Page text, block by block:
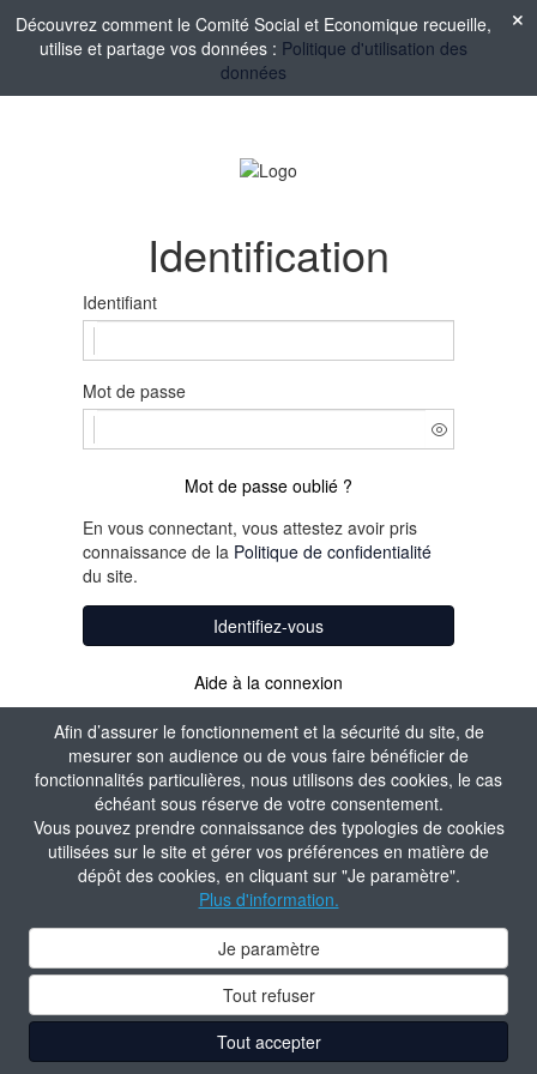
Afin d’assurer le fonctionnement et la sécurité du site, de
mesurer son audience ou de vous faire bénéficier de
fonctionnalités particulières, nous utilisons des cookies, le cas
échéant sous réserve de votre consentement.
Vous pouvez prendre connaissance des typologies de cookies
utilisées sur le site et gérer vos préférences en matière de
dépôt des cookies, en cliquant sur "Je paramètre".
Plus d'information.
Je paramètre
Tout refuser
Tout accepter
Découvrez comment le Comité Social et Economique recueille,
utilise et partage vos données : Politique d'utilisation des
données
Identification
Identifiant
Mot de passe
Mot de passe oublié ?
En vous connectant, vous attestez avoir pris
connaissance de la Politique de confidentialité
du site.
Identifiez-vous
Aide à la connexion